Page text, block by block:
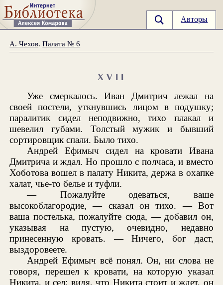
Авторы
А. Чехов.Палата № 6
XVII
Уже смеркалось. Иван Дмитрич лежал на
своей постели, уткнувшись лицом в подушку;
паралитик сидел неподвижно, тихо плакал и
шевелил губами. Толстый мужик и бывший
сортировщик спали. Было тихо.
Андрей Ефимыч сидел на кровати Ивана
Дмитрича и ждал. Но прошло с полчаса, и вместо
Хоботова вошел в палату Никита, держа в охапке
халат, чье-то белье и туфли.
— Пожалуйте одеваться, ваше
высокоблагородие, — сказал он тихо. — Вот
ваша постелька, пожалуйте сюда, — добавил он,
указывая на пустую, очевидно, недавно
принесенную кровать. — Ничего, бог даст,
выздоровеете.
Андрей Ефимыч всё понял. Он, ни слова не
говоря, перешел к кровати, на которую указал
Никита, и сел; видя, что Никита стоит и ждет, он